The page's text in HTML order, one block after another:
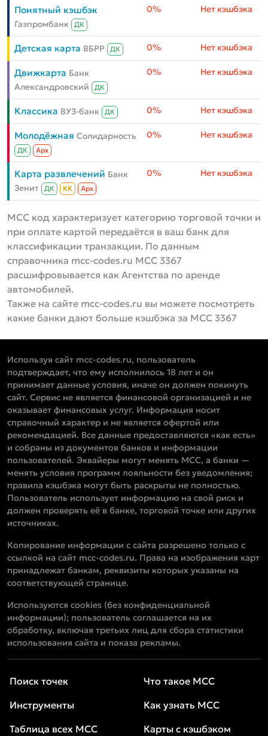
Понятный кэшбэк
Газпромбанк ДК
0% Нет кэшбэка
Детская карта ВБРР ДК 0% Нет кэшбэка
Движкарта Банк
Александровский
ДК
0% Нет кэшбэка
Классика ВУЗ-банк ДК 0% Нет кэшбэка
Молодёжная Солидарность
ДК Aрх
0% Нет кэшбэка
Карта развлечений Банк
Зенит
ДК КК Aрх
0% Нет кэшбэка
MCC код характеризует категорию торговой точки и
при оплате картой передаётся в ваш банк для
классификации транзакции. По данным
справочника mcc-codes.ru MCC 3367
расшифровывается как Агентства по аренде
автомобилей.
Также на сайте mcc-codes.ru вы можете посмотреть
какие банки дают больше кэшбэка за MCC 3367
Используя сайт mcc-codes.ru, пользователь
подтверждает, что ему исполнилось 18 лет и он
принимает данные условия, иначе он должен покинуть
сайт. Сервис не является финансовой организацией и не
оказывает финансовых услуг. Информация носит
справочный характер и не является офертой или
рекомендацией. Все данные предоставляются «как есть»
и собраны из документов банков и информации
пользователей. Эквайеры могут менять MCC, а банки —
менять условия программ лояльности без уведомления;
правила кэшбэка могут быть раскрыты не полностью.
Пользователь использует информацию на свой риск и
должен проверять её в банке, торговой точке или других
источниках.
Копирование информации с сайта разрешено только с
ссылкой на сайт mcc-codes.ru. Права на изображения карт
принадлежат банкам, реквизиты которых указаны на
соответствующей странице.
Используются cookies (без конфиденциальной
информации); пользователь соглашается на их
обработку, включая третьих лиц для сбора статистики
использования сайта и показа рекламы.
Поиск точек
Инструменты
Таблица всех MCC
Что такое MCC
Как узнать MCC
Карты с кэшбэком